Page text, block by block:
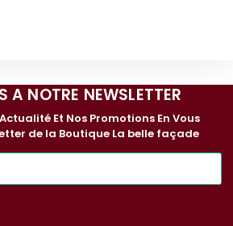
A NOTRE NEWSLETTER
Et Nos Promotions En Vous
de la Boutique La belle façade